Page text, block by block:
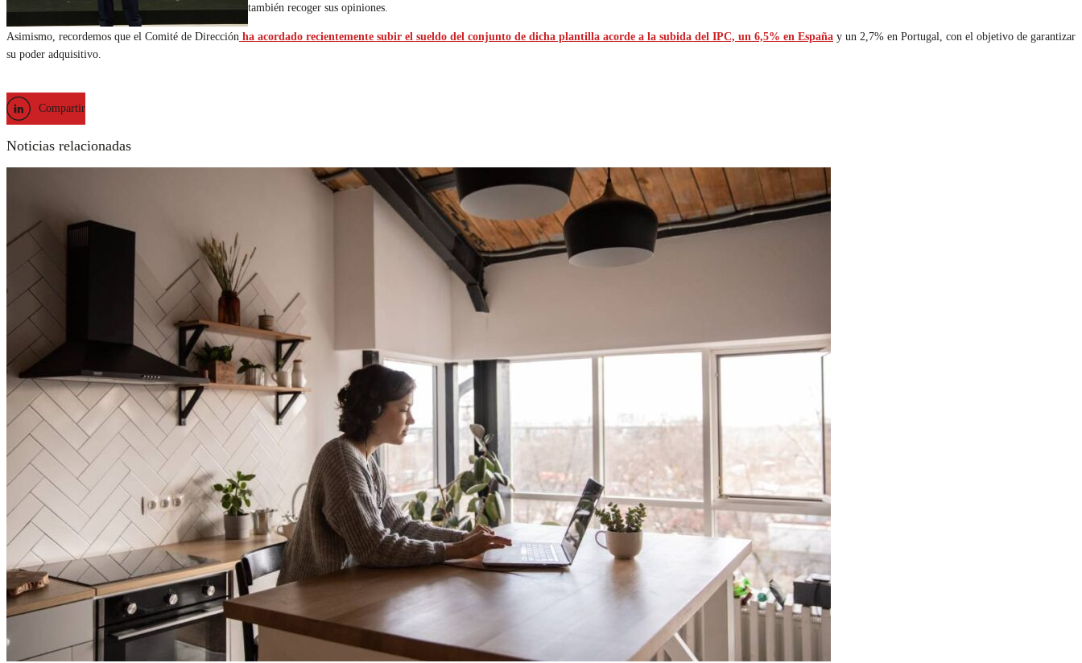
también recoger sus opiniones.
Asimismo, recordemos que el Comité de Dirección ha acordado recientemente subir el sueldo del conjunto de dicha plantilla acorde a la subida del IPC, un 6,5% en España y un 2,7% en Portugal, con el objetivo de garantizar
su poder adquisitivo.
Compartir
Noticias relacionadas